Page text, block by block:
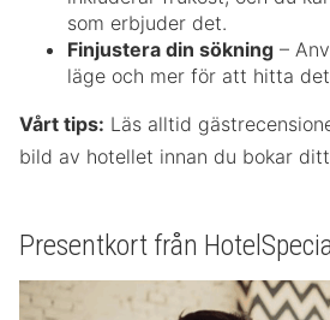
som erbjuder det.
Finjustera din sökning –
läge och mer för att hitta
Vårt tips: Läs alltid
bild av hotellet innan du bokar
Presentkort från